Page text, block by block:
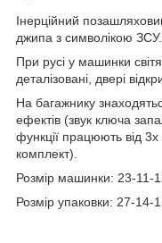
Інерційний
джипа з символікою
При русі у машинки
деталізовані, двері
На багажнику
ефектів (звук ключа
функції працюють від
комплект).
Розмір машинки: 23-11-
Розмір упаковки: 27-14-